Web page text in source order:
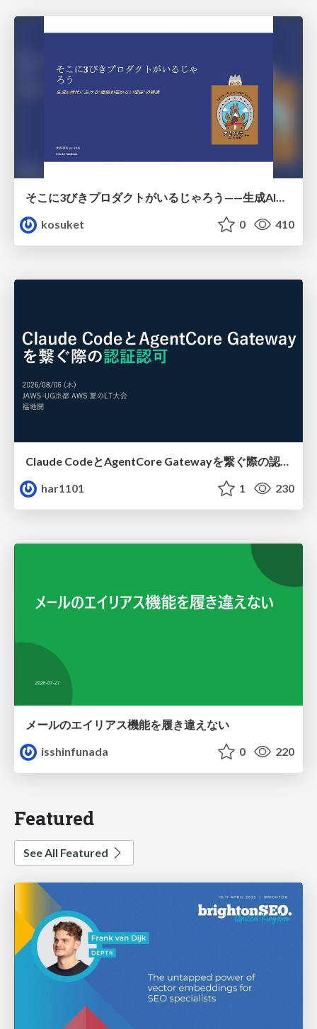
そこに3びきプロダクトがいるじゃろう——生成AI時代における“価値が届かない理由”の構造
kosuket
0 410
har1101
1 230
メールのエイリアス機能を履き違えない
isshinfunada
0 220
Featured
See All Featured